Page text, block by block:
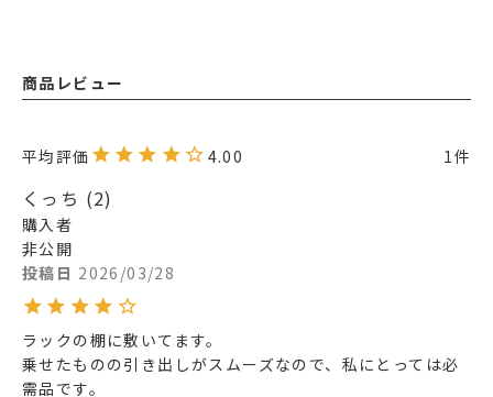
商品レビュー
4.00 1
くっち 2
購入者
非公開
投稿日 2026/03/28
ラックの棚に敷いてます。
乗せたものの引き出しがスムーズなので、私にとっては必
需品です。